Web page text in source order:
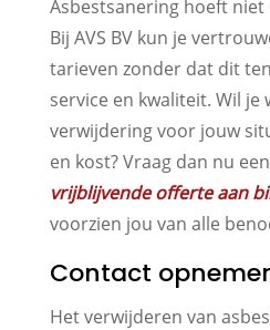
Asbestsanering hoeft
Bij AVS BV kun je
tarieven zonder dat dit
service en kwaliteit. Wil je
verwijdering voor jouw
en kost? Vraag dan nu een
vrijblijvende offerte aan
voorzien jou van alle
Contact
Het verwijderen van